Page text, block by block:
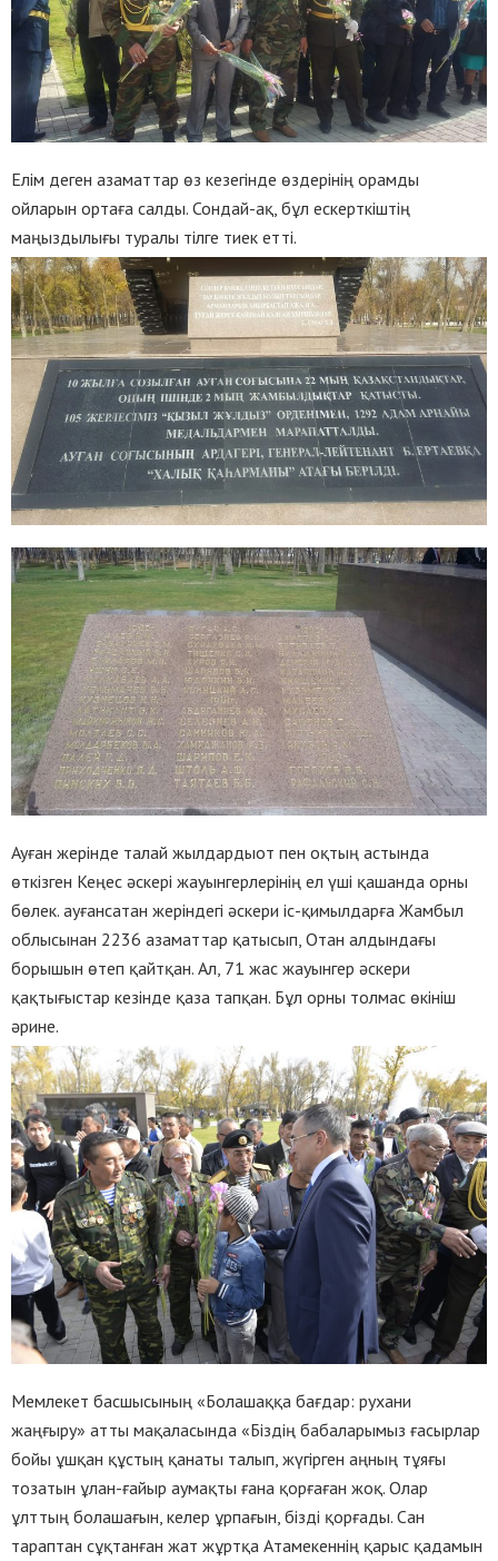
Елім деген азаматтар өз кезегінде өздерінің орамды
ойларын ортаға салды. Сондай-ақ, бұл ескерткіштің
маңыздылығы туралы тілге тиек етті.
Ауған жерінде талай жылдардыот пен оқтың астында
өткізген Кеңес әскері жауынгерлерінің ел үші қашанда орны
бөлек. ауғансатан жеріндегі әскери іс-қимылдарға Жамбыл
облысынан 2236 азаматтар қатысып, Отан алдындағы
борышын өтеп қайтқан. Ал, 71 жас жауынгер әскери
қақтығыстар кезінде қаза тапқан. Бұл орны толмас өкініш
әрине.
Мемлекет басшысының «Болашаққа бағдар: рухани
жаңғыру» атты мақаласында «Біздің бабаларымыз ғасырлар
бойы ұшқан құстың қанаты талып, жүгірген аңның тұяғы
тозатын ұлан-ғайыр аумақты ғана қорғаған жоқ. Олар
ұлттың болашағын, келер ұрпағын, бізді қорғады. Сан
тараптан сұқтанған жат жұртқа Атамекеннің қарыс қадамын